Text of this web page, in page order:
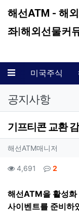
해선ATM - 해
좌|해외선물커
메뉴 미국주식
공지사항
기프티콘 교환
작성자 정보
해선ATM매니저
컨텐츠 정보
4,691 조회 2
본문
해선ATM을 활성화
사이벤트를 준비하